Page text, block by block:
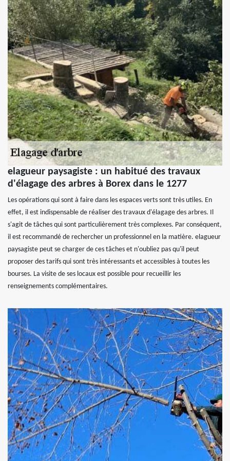
elagueur paysagiste : un habitué des travaux
d'élagage des arbres à Borex dans le 1277
Les opérations qui sont à faire dans les espaces verts sont très utiles. En
effet, il est indispensable de réaliser des travaux d'élagage des arbres. Il
s'agit de tâches qui sont particulièrement très complexes. Par conséquent,
il est recommandé de rechercher un professionnel en la matière. elagueur
paysagiste peut se charger de ces tâches et n'oubliez pas qu'il peut
proposer des tarifs qui sont très intéressants et accessibles à toutes les
bourses. La visite de ses locaux est possible pour recueillir les
renseignements complémentaires.